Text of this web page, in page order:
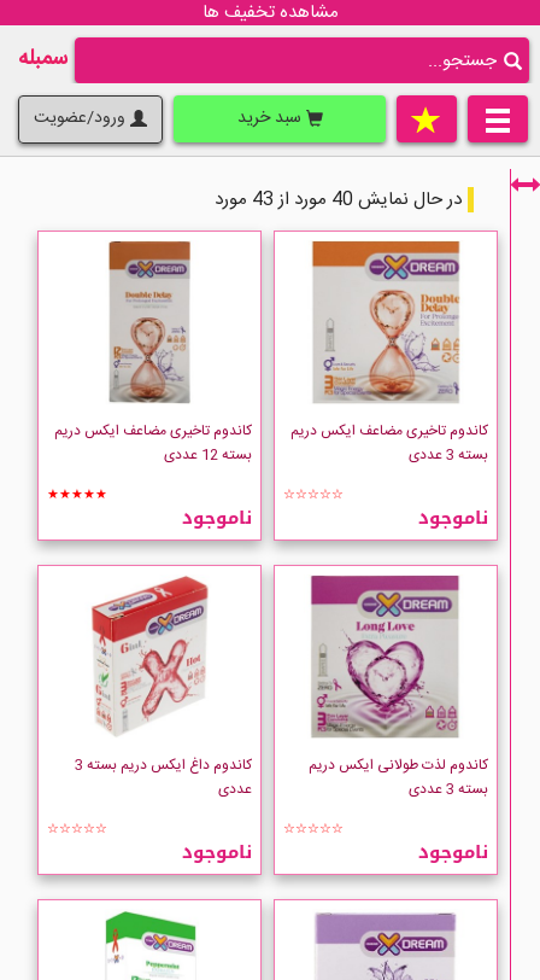
مشاهده تخفیف ها
سمبله
سبد خرید ورود/عضویت
فقط نمایش کالاهای موجود
X dream
در حال نمایش 40 مورد از 43 مورد
کاندوم تاخیری مضاعف ایکس دریم
بسته 3 عددی
☆☆☆☆☆
ناموجود
کاندوم تاخیری مضاعف ایکس دریم
بسته 12 عددی
★★★★★
ناموجود
کاندوم لذت طولانی ایکس دریم
بسته 3 عددی
☆☆☆☆☆
ناموجود
کاندوم داغ ایکس دریم بسته 3
عددی
☆☆☆☆☆
ناموجود